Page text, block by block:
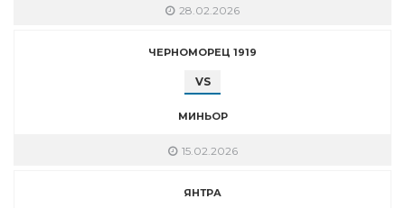
28.02.2026
ЧЕРНОМОРЕЦ 1919
VS
МИНЬОР
15.02.2026
ЯНТРА